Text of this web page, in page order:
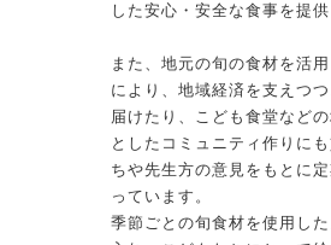
した安心・安全な食事を提供
また、地元の旬の食材を活
により、地域経済を支えつ
届けたり、こども食堂など
としたコミュニティ作りに
ちや先生方の意見をもとに
っています。
季節ごとの旬食材を使用し